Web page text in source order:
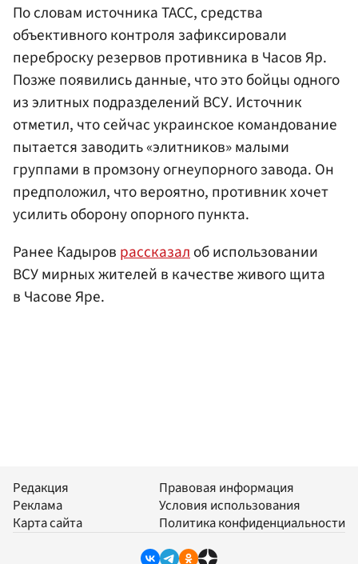
По словам источника ТАСС, средства
объективного контроля зафиксировали
переброску резервов противника в Часов Яр.
Позже появились данные, что это бойцы одного
из элитных подразделений ВСУ. Источник
отметил, что сейчас украинское командование
пытается заводить «элитников» малыми
группами в промзону огнеупорного завода. Он
предположил, что вероятно, противник хочет
усилить оборону опорного пункта.
Ранее Кадыров рассказалоб использовании
ВСУ мирных жителей в качестве живого щита
в Часове Яре.
Редакция
Реклама
Карта сайта
Правовая информация
Условия использования
Политика конфиденциальности